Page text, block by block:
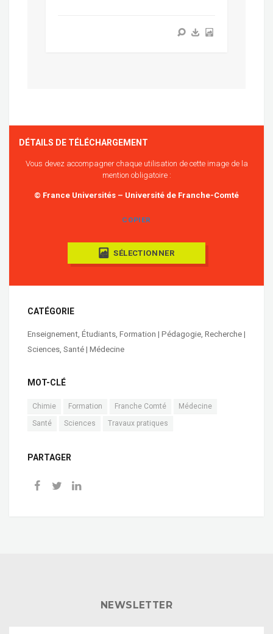
DÉTAILS DE TÉLÉCHARGEMENT
Vous devez accompagner chaque utilisation de cette image de la
mention obligatoire :
© France Universités – Université de Franche-Comté
COPIER
SÉLECTIONNER
CATÉGORIE
Enseignement, Étudiants, Formation | Pédagogie, Recherche |
Sciences, Santé | Médecine
MOT-CLÉ
Chimie Formation Franche Comté
Médecine
Santé
Sciences Travaux pratiques
PARTAGER
NEWSLETTER